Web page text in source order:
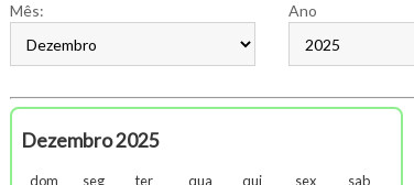
Mês: Ano
Dezembro 2025
dom seg ter qua qui sex sab